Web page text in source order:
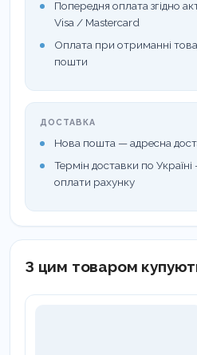
Попередня оплата згідно
Visa / Mastercard
Оплата при отриманні
пошти
ДОСТАВКА
Нова пошта — адресна
Термін доставки по
оплати рахунку
З цим товаром